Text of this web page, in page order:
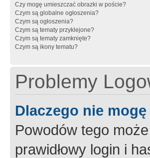
Czy mogę umieszczać obrazki w poście?
Czym są globalne ogłoszenia?
Czym są ogłoszenia?
Czym są tematy przyklejone?
Czym są tematy zamknięte?
Czym są ikony tematu?
Problemy
Dlaczego nie
Powodów tego
prawidłowy login i